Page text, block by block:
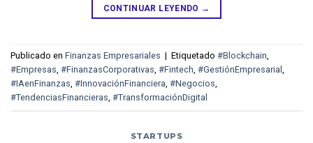
CONTINUAR LEYENDO →
Publicado en Finanzas Empresariales | Etiquetado #Blockchain,
#Empresas, #FinanzasCorporativas, #Fintech, #GestiónEmpresarial ,
#IAenFinanzas, #InnovaciónFinanciera, #Negocios,
#TendenciasFinancieras, #TransformaciónDigital
STARTUPS